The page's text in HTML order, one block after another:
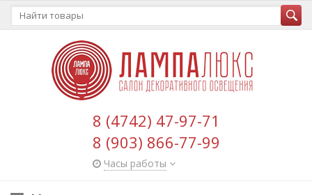
8 (4742) 47-97-71
8 (903) 866-77-99
Часы работы